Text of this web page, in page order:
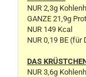
NUR 2,3g
GANZE 21,9g
NUR 149 Kcal
NUR 0,19 BE (für
DAS
NUR 3,6g